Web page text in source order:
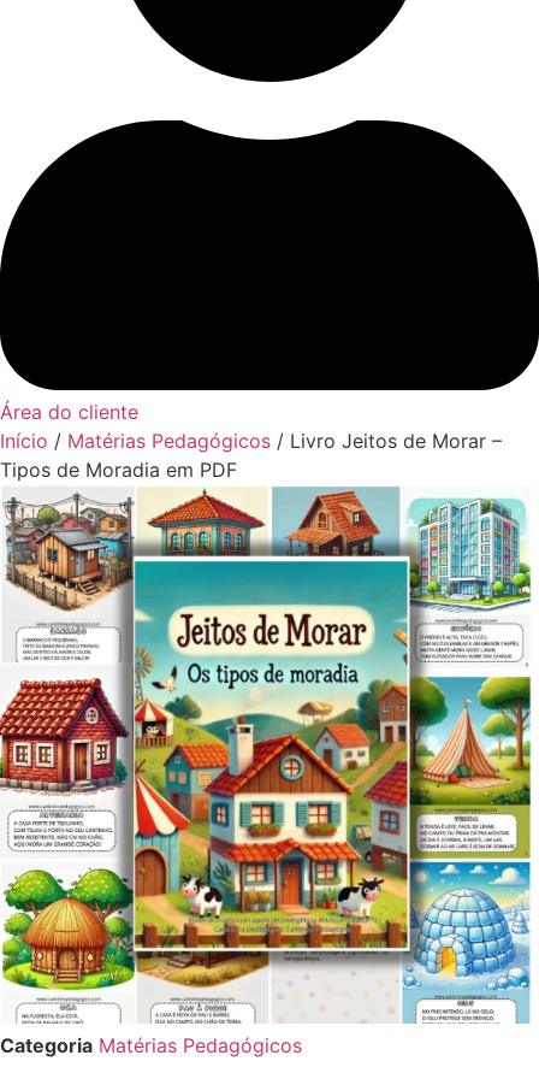
Área do cliente
Início / Matérias Pedagógicos / Livro Jeitos de Morar –
Tipos de Moradia em PDF
Categoria Matérias Pedagógicos